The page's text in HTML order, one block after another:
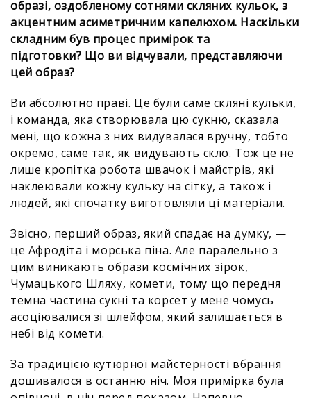
образі, оздобленому сотнями скляних кульок, з
акцентним асиметричним капелюхом. Наскільки
складним був процес примірок та
підготовки? Що ви відчували, представляючи
цей образ?
Ви абсолютно праві. Це були саме скляні кульки,
і команда, яка створювала цю сукню, сказала
мені, що кожна з них видувалася вручну, тобто
окремо, саме так, як видувають скло. Тож це не
лише кропітка робота швачок і майстрів, які
наклеювали кожну кульку на сітку, а також і
людей, які спочатку виготовляли ці матеріали.
Звісно, перший образ, який спадає на думку, —
це Афродіта і морська піна. Але паралельно з
цим виникають образи космічних зірок,
Чумацького Шляху, комети, тому що передня
темна частина сукні та корсет у мене чомусь
асоціювалися зі шлейфом, який залишається в
небі від комети.
За традицією кутюрної майстерності вбрання
дошивалося в останню ніч. Моя примірка була